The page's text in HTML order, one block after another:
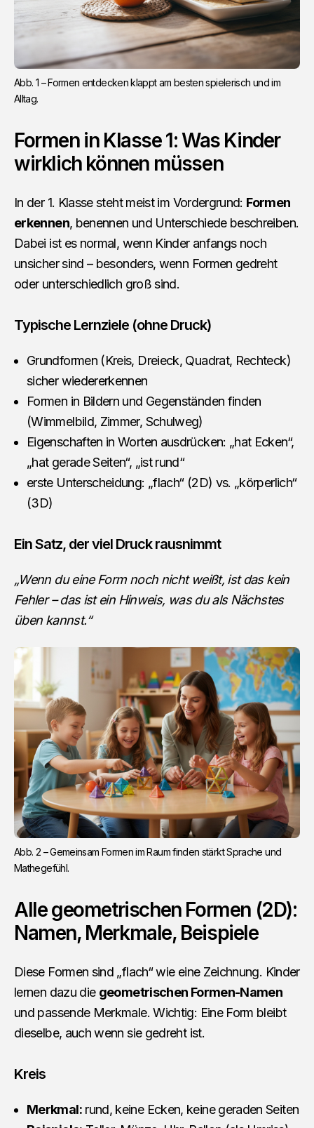
Abb. 1 – Formen entdecken klappt am besten spielerisch und im
Alltag.
Formen in Klasse 1: Was Kinder
wirklich können müssen
In der 1. Klasse steht meist im Vordergrund: Formen
erkennen, benennen und Unterschiede beschreiben.
Dabei ist es normal, wenn Kinder anfangs noch
unsicher sind – besonders, wenn Formen gedreht
oder unterschiedlich groß sind.
Typische Lernziele (ohne Druck)
Grundformen (Kreis, Dreieck, Quadrat, Rechteck)
sicher wiedererkennen
Formen in Bildern und Gegenständen finden
(Wimmelbild, Zimmer, Schulweg)
Eigenschaften in Worten ausdrücken: „hat Ecken“,
„hat gerade Seiten“, „ist rund“
erste Unterscheidung: „flach“ (2D) vs. „körperlich“
(3D)
Ein Satz, der viel Druck rausnimmt
„Wenn du eine Form noch nicht weißt, ist das kein
Fehler – das ist ein Hinweis, was du als Nächstes
üben kannst.“
Abb. 2 – Gemeinsam Formen im Raum finden stärkt Sprache und
Mathegefühl.
Alle geometrischen Formen (2D):
Namen, Merkmale, Beispiele
Diese Formen sind „flach“ wie eine Zeichnung. Kinder
lernen dazu die geometrischen Formen-Namen
und passende Merkmale. Wichtig: Eine Form bleibt
dieselbe, auch wenn sie gedreht ist.
Kreis
Merkmal:rund, keine Ecken, keine geraden Seiten